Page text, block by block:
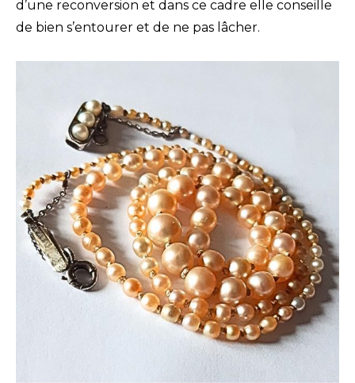
d’une reconversion et dans ce cadre elle conseille
de bien s’entourer et de ne pas lâcher.